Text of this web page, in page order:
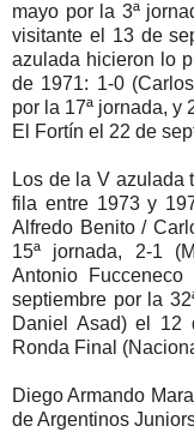
mayo por la 3ª
visitante el 13 de
azulada hicieron lo
de 1971: 1-0
por la 17ª jornada, y
El Fortín el 22 de
Los de la V azulada
fila entre 1973 y
Alfredo Benito /
15ª jornada, 2-1
Antonio
septiembre por la
Daniel Asad) el 12
Ronda Final
Diego Armando
de Argentinos